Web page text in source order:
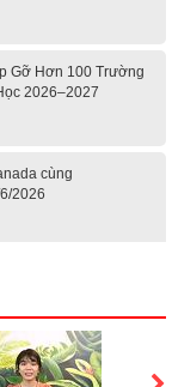
Gỡ Hơn 100 Trường
2026–2027
cùng
2026
Đại học Mỹ học phí
lúc 20 tuổi cùng